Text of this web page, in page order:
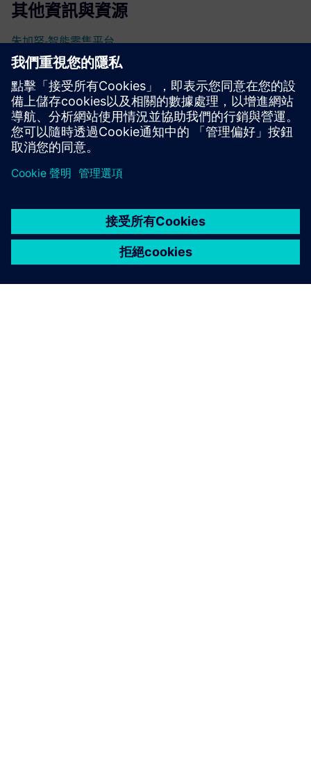
其他資訊與資源
朱加努-智能零售平台
零售投資報酬率
先決條件